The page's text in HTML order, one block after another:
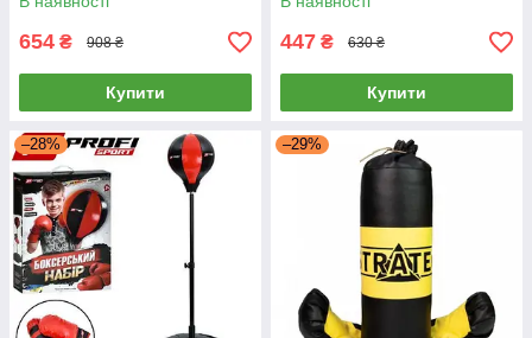
654 ₴ 908 ₴
Купити
447 ₴ 630 ₴
Купити
–28% –29%